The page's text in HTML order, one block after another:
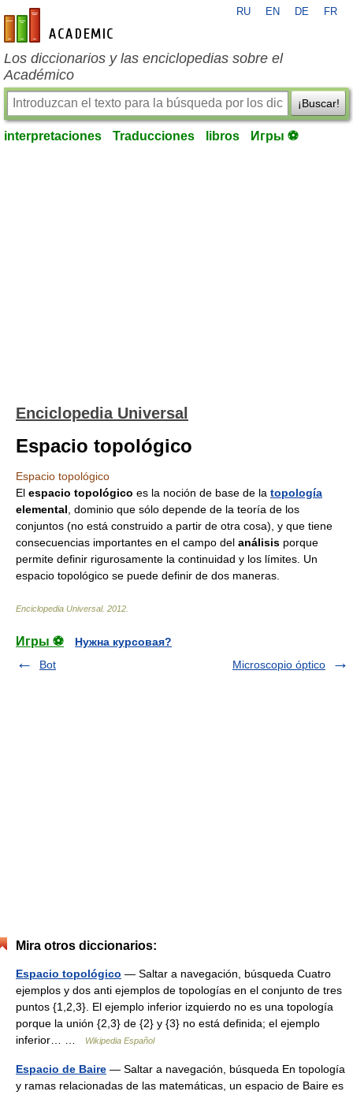
es-academic.com
RU EN DE FR
Los diccionarios y las enciclopedias sobre el
Académico
¡Buscar!
interpretaciones Traducciones libros Игры ⚽
Enciclopedia Universal
Espacio topológico
Espacio topológico
El espacio topológico es la noción de base de la topología
elemental , dominio que sólo depende de la teoría de los
conjuntos (no está construido a partir de otra cosa), y que tiene
consecuencias importantes en el campo del análisis porque
permite definir rigurosamente la continuidad y los límites. Un
espacio topológico se puede definir de dos maneras.
Enciclopedia Universal. 2012
Игры ⚽
Нужна курсовая?
Bot
Microscopio óptico
Mira otros diccionarios:
Espacio topológico — Saltar a navegación, búsqueda Cuatro
ejemplos y dos anti ejemplos de topologías en el conjunto de tres
puntos {1,2,3}. El ejemplo inferior izquierdo no es una topología
porque la unión {2,3} de {2} y {3} no está definida; el ejemplo
inferior… …
Wikipedia Español
Espacio de Baire — Saltar a navegación, búsqueda En topología
y ramas relacionadas de las matemáticas, un espacio de Baire es